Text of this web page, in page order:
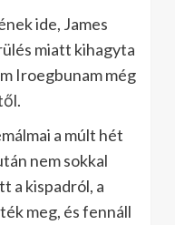
ide, James
miatt kihagyta
Iroegbunam még
a múlt hét
nem sokkal
a kispadról, a
meg, és fennáll